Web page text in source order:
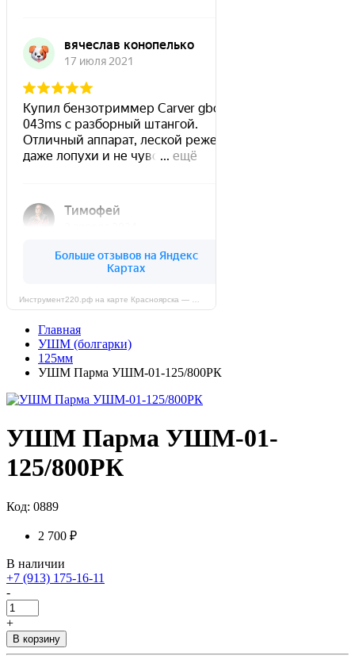
Главная
УШМ (болгарки)
125мм
УШМ Парма УШМ-01-125/800РК
УШМ Парма УШМ-01-
125/800РК
Код: 0889
2 700 ₽
В наличии
+7 (913) 175-16-11
-
+
В корзину